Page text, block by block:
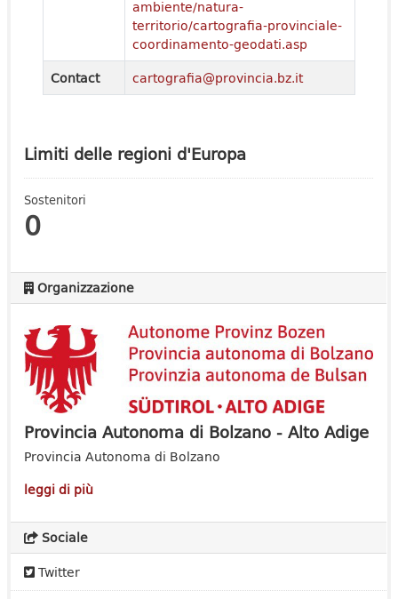
Limiti delle regioni d'Europa
Sostenitori
0
Organizzazione
Provincia Autonoma di Bolzano - Alto Adige
Provincia Autonoma di Bolzano
leggi di più
Sociale
Twitter
ambiente/natura-
territorio/cartografia-provinciale-
coordinamento-geodati.asp
Contact
cartografia@provincia.bz.it